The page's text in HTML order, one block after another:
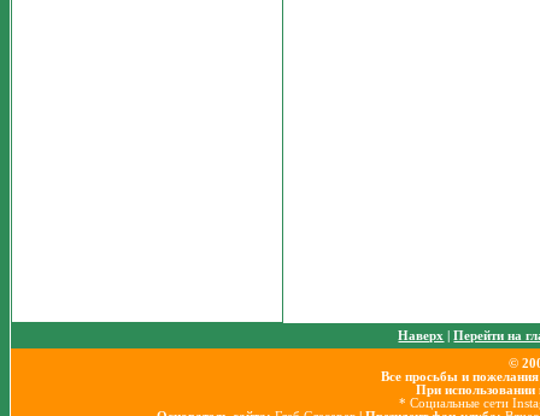
Наверх |Перейти на
©
Все просьбы и
При использовании
* Социальные сети